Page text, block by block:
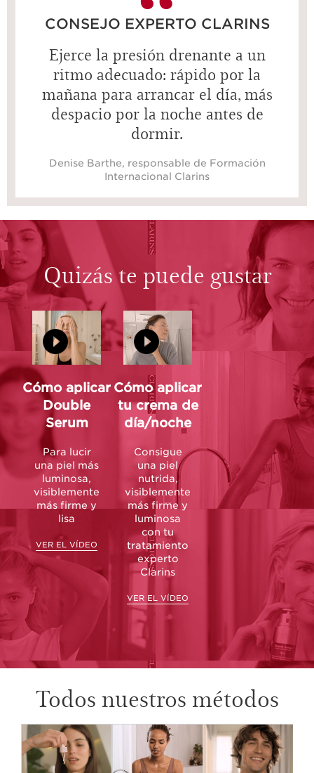
CONSEJO EXPERTO CLARINS
Ejerce la presión drenante a un
ritmo adecuado: rápido por la
mañana para arrancar el día, más
despacio por la noche antes de
dormir.
Denise Barthe, responsable de Formación
Internacional Clarins
Quizás te puede gustar
Cómo aplicar
Double
Serum
Para lucir
una piel más
luminosa,
visiblemente
más firme y
lisa
VER EL VÍDEO
Cómo aplicar
tu crema de
día/noche
Consigue
una piel
nutrida,
visiblemente
más firme y
luminosa
con tu
tratamiento
experto
Clarins
VER EL VÍDEO
Todos nuestros métodos